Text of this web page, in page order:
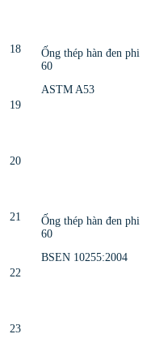
18
Ống thép hàn đen phi
60
ASTM A53
19
20
Ống thép hàn đen phi
60
BSEN 10255:2004
21
22
23